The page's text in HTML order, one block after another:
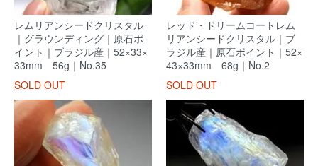
レムリアンシードクリスタル
｜グラウンディング｜原石ポ
イント｜ブラジル産｜52×33×
33mm 56g｜No.35
SOLD OUT
レッド・ドリームコートレム
リアンシードクリスタル｜ブ
ラジル産｜原石ポイント｜52×
43×33mm 68g｜No.2
SOLD OUT